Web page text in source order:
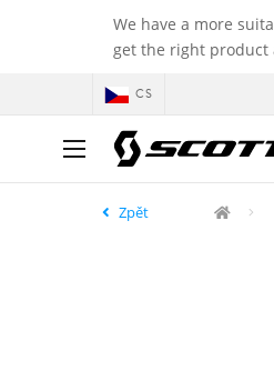
We have a more
get the right product
CS
Zpět